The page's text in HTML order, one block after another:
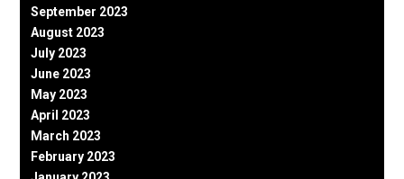
September 2023
August 2023
July 2023
June 2023
May 2023
April 2023
March 2023
February 2023